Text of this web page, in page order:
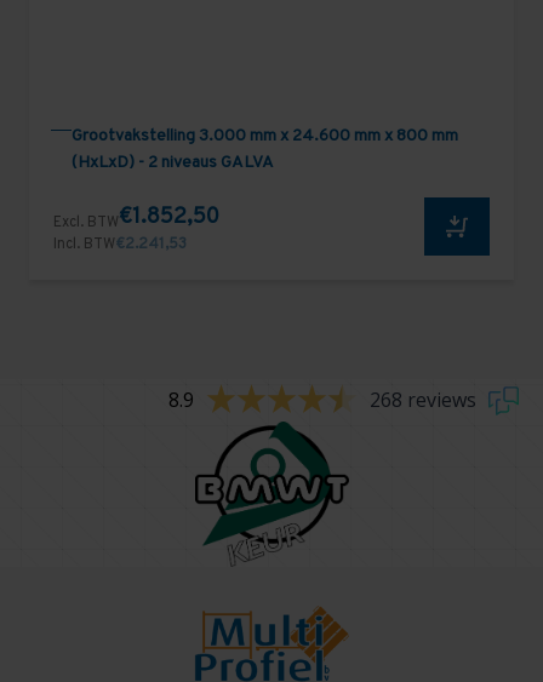
Grootvakstelling 3.000 mm x 24.600 mm x 800 mm
(HxLxD) - 2 niveaus GALVA
Excl. BTW€1.852,50
Incl. BTW€2.241,53
8.9 268 reviews